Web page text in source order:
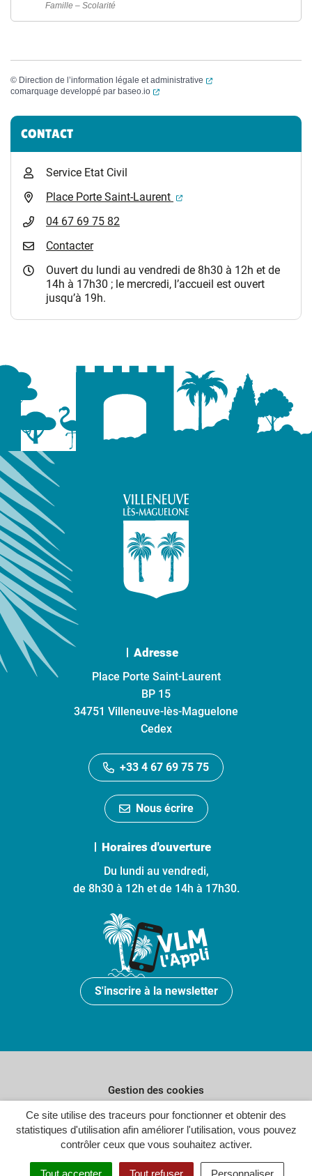
Ce site utilise des traceurs pour fonctionner et obtenir des
statistiques d'utilisation afin améliorer l'utilisation, vous pouvez
contrôler ceux que vous souhaitez activer.
Tout accepter Tout refuser Personnaliser
Famille – Scolarité
© Direction de l’information légale et administrative
(ouverture dans un
comarquage developpé par baseo.io (ouverture dans un nouvel onglet)
Informations complémentaires
CONTACT
Service Etat Civil
Place Porte Saint-Laurent
(ouverture dans un
04 67 69 75 82
Contacter
Ouvert du lundi au vendredi de 8h30 à 12h et de
14h à 17h30 ; le mercredi, l’accueil est ouvert
jusqu’à 19h.
Adresse
Place Porte Saint-Laurent
BP 15
34751 Villeneuve-lès-Maguelone
Cedex
+33 4 67 69 75 75
Nous écrire
Horaires d'ouverture
Du lundi au vendredi,
de 8h30 à 12h et de 14h à 17h30.
S'inscrire à la newsletter
Gestion des cookies
Plan du site
Politique de confidentialité
Crédits